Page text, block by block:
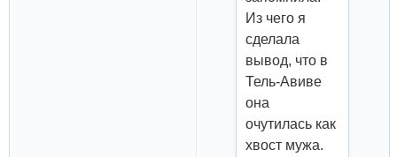
Из чего я
сделала
вывод, что в
Тель-Авиве
она
очутилась как
хвост мужа.